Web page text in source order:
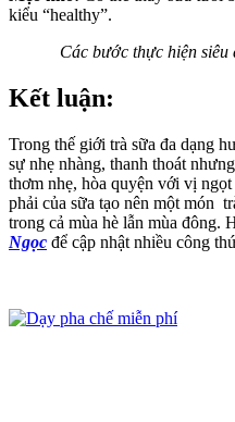
kiểu “healthy”.
Các bước thực hiện
Kết luận:
Trong thế giới trà sữa đa dạng
sự nhẹ nhàng, thanh thoát
thơm nhẹ, hòa quyện với vị
phải của sữa tạo nên một món
trong cả mùa hè lẫn mùa đông.
Ngọc để cập nhật nhiều công